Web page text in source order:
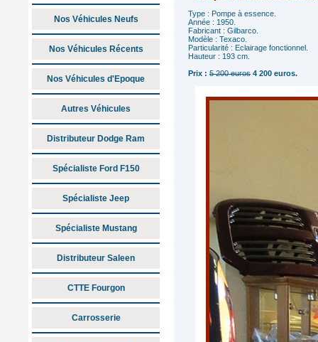
Nos Véhicules Neufs
Nos Véhicules Récents
Nos Véhicules d'Epoque
Autres Véhicules
Distributeur Dodge Ram
Spécialiste Ford F150
Spécialiste Jeep
Spécialiste Mustang
Distributeur Saleen
CTTE Fourgon
Carrosserie
Type : Pompe à essence.
Année : 1950.
Fabricant : Gilbarco.
Modèle : Texaco.
Particularité : Eclairage fonctionnel.
Hauteur : 193 cm.
Prix : 5 200 euros 4 200 euros.